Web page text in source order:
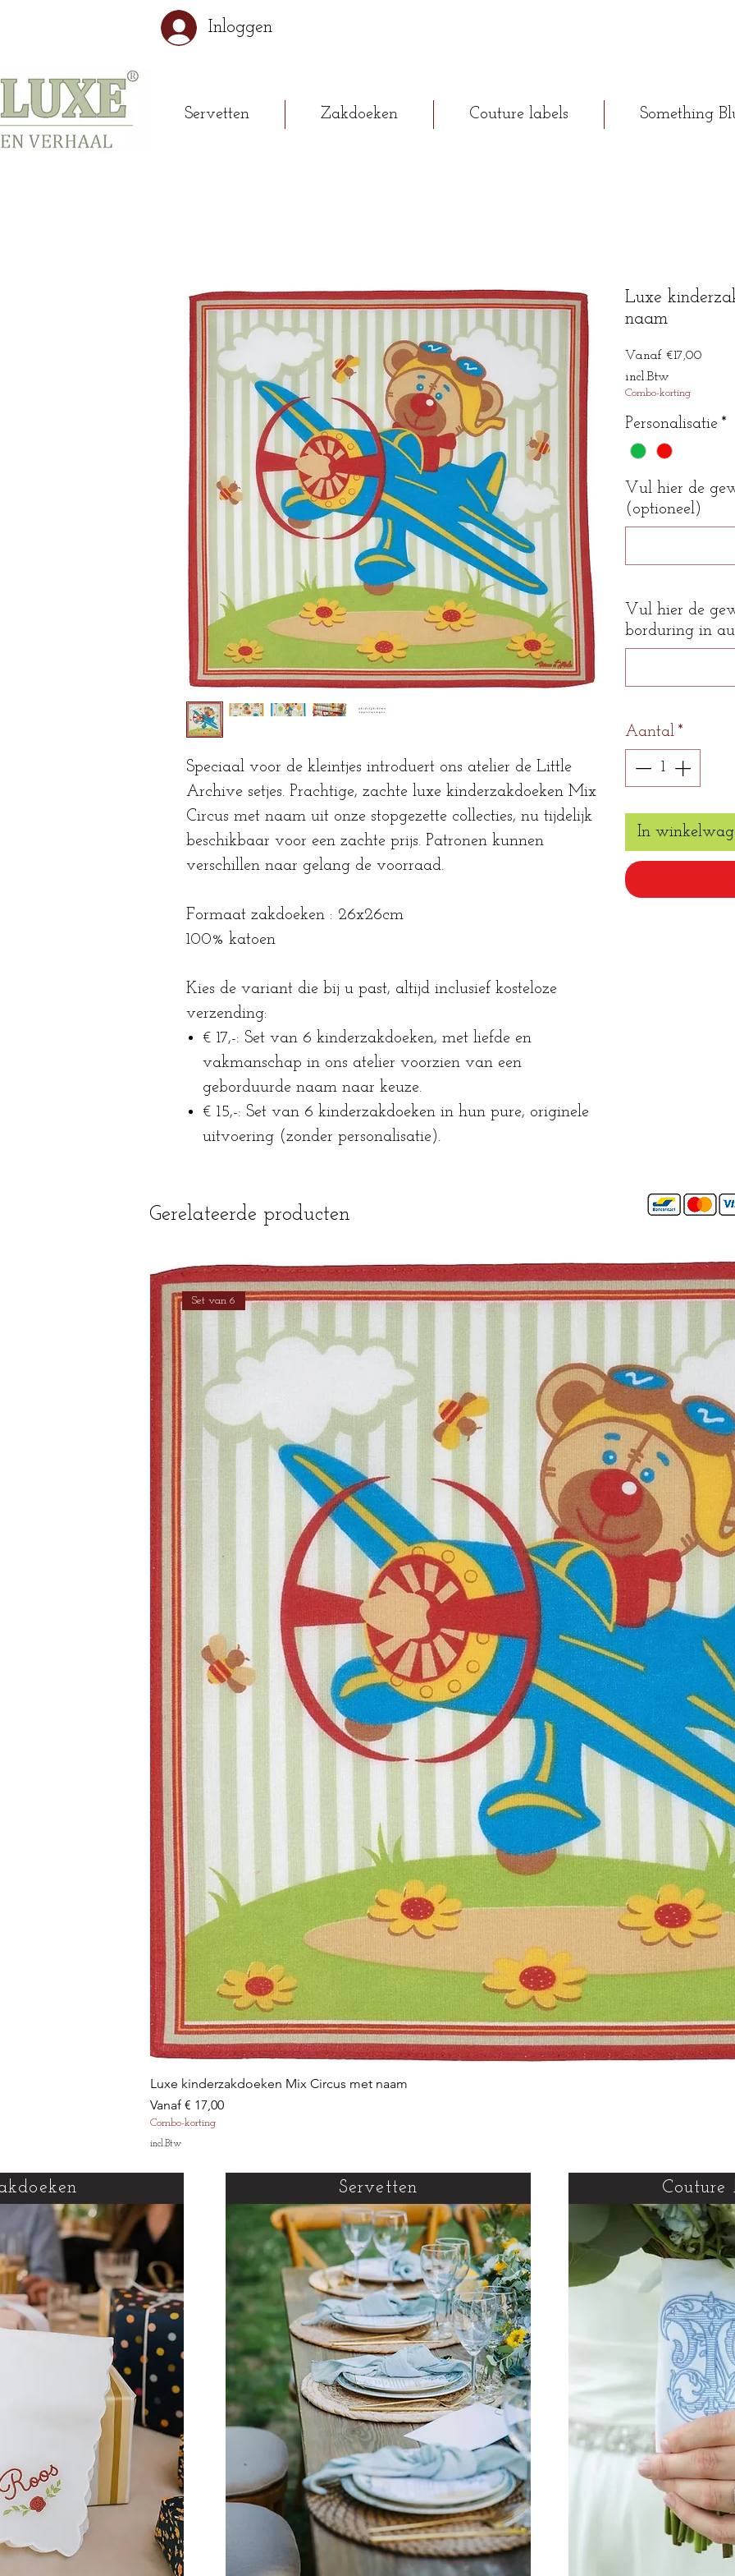
Inloggen
Servetten Zakdoeken Couture labels Something
Speciaal voor de kleintjes introduert ons atelier de Little
Archive setjes. Prachtige, zachte luxe kinderzakdoeken Mix
Circus met naam uit onze stopgezette collecties, nu tijdelijk
beschikbaar voor een zachte prijs. Patronen kunnen
verschillen naar gelang de voorraad.
Formaat zakdoeken : 26x26cm
100% katoen
Kies de variant die bij u past, altijd inclusief kosteloze
verzending:
€ 17,-: Set van 6 kinderzakdoeken, met liefde en
vakmanschap in ons atelier voorzien van een
geborduurde naam naar keuze.
€ 15,-: Set van 6 kinderzakdoeken in hun pure, originele
uitvoering (zonder personalisatie).
Luxe
naam
Vanaf €17,00
incl.Btw
Combo-korting
Personalisatie *
Vul hier de
(optioneel)
Vul hier de
borduring in
Aantal *
In
Gerelateerde producten
Set van 6
Luxe kinderzakdoeken Mix Circus met naam
Vanaf € 17,00
Verkoopprijs
Combo-korting
incl.Btw
Servetten Couture